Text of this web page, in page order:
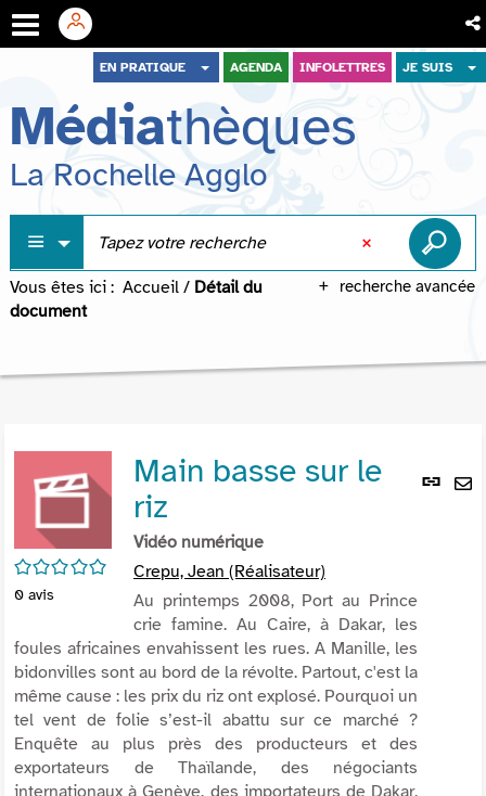
menu
contenu
recherche
EN PRATIQUE AGENDA INFOLETTRES JE SUIS
Médiathèques
La Rochelle Agglo
recherche avancée
Vous êtes ici : Accueil / Détail du
document
Lien
/5
0 avis
Main basse sur le
riz
Vidéo numérique
Crepu, Jean (Réalisateur)
Au printemps 2008, Port au Prince
crie famine. Au Caire, à Dakar, les
foules africaines envahissent les rues. A Manille, les
bidonvilles sont au bord de la révolte. Partout, c'est la
même cause : les prix du riz ont explosé. Pourquoi un
tel vent de folie s’est-il abattu sur ce marché ?
Enquête au plus près des producteurs et des
exportateurs de Thaïlande, des négociants
internationaux à Genève, des importateurs de Dakar,